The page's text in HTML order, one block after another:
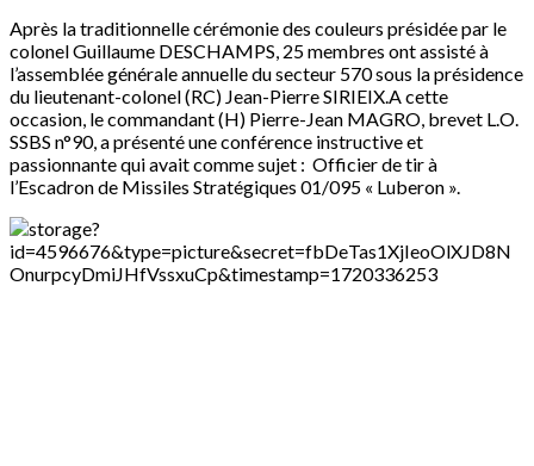
Après la traditionnelle cérémonie des couleurs présidée par le
colonel Guillaume DESCHAMPS, 25 membres ont assisté à
l’assemblée générale annuelle du secteur 570 sous la présidence
du lieutenant-colonel (RC) Jean-Pierre SIRIEIX.A cette
occasion, le commandant (H) Pierre-Jean MAGRO, brevet L.O.
SSBS n°90, a présenté une conférence instructive et
passionnante qui avait comme sujet : Officier de tir à
l’Escadron de Missiles Stratégiques 01/095 « Luberon ».